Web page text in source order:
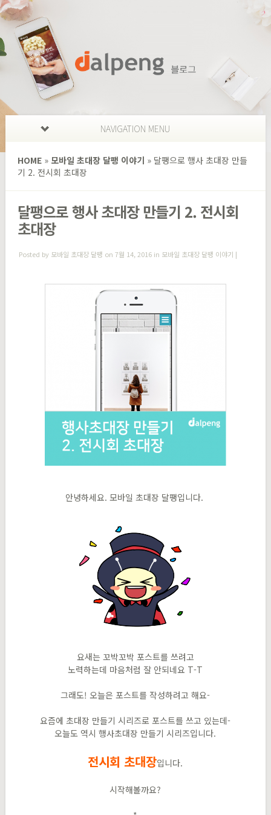
NAVIGATION MENU
HOME » 모바일 초대장 달팽 이야기 »달팽으로 행사 초대장 만들
기 2. 전시회 초대장
달팽으로 행사 초대장 만들기 2. 전시회
초대장
Posted by 모바일 초대장 달팽 on 7월 14, 2016 in 모바일 초대장 달팽 이야기 |
안녕하세요. 모바일 초대장 달팽입니다.
요새는 꼬박꼬박 포스트를 쓰려고
노력하는데 마음처럼 잘 안되네요 T-T
그래도! 오늘은 포스트를 작성하려고 해요-
요즘에 초대장 만들기 시리즈로 포스트를 쓰고 있는데-
오늘도 역시 행사초대장 만들기 시리즈입니다.
전시회 초대장입니다.
시작해볼까요?